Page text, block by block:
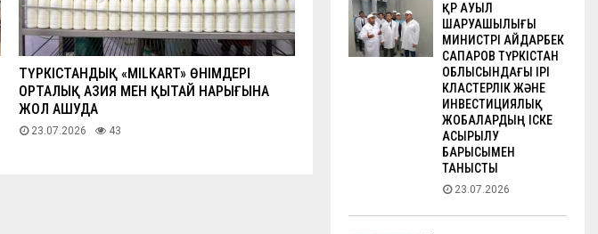
ТҮРКІСТАНДЫҚ «MILKART» ӨНІМДЕРІ
ОРТАЛЫҚ АЗИЯ МЕН ҚЫТАЙ НАРЫҒЫНА
ЖОЛ АШУДА
23.07.2026 43
ҚР АУЫЛ
ШАРУАШЫЛЫҒЫ
МИНИСТРІ АЙДАРБЕК
САПАРОВ ТҮРКІСТАН
ОБЛЫСЫНДАҒЫ ІРІ
КЛАСТЕРЛІК ЖӘНЕ
ИНВЕСТИЦИЯЛЫҚ
ЖОБАЛАРДЫҢ ІСКЕ
АСЫРЫЛУ
БАРЫСЫМЕН
ТАНЫСТЫ
23.07.2026